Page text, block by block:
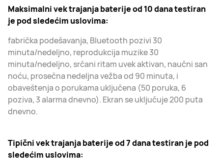
Maksimalni vek trajanja baterije od 10 dana testiran
je pod sledećim uslovima:
fabrička podešavanja, Bluetooth pozivi 30
minuta/nedeljno, reprodukcija muzike 30
minuta/nedeljno, srčani ritam uvek aktivan, naučni san
noću, prosečna nedeljna vežba od 90 minuta, i
obaveštenja o porukama uključena (50 poruka, 6
poziva, 3 alarma dnevno). Ekran se uključuje 200 puta
dnevno.
Tipični vek trajanja baterije od 7 dana testiran je pod
sledećim uslovima: